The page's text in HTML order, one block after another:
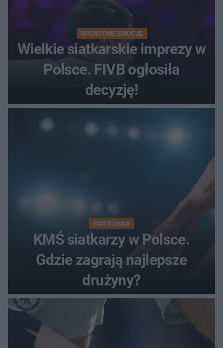
SPORTOWE EMOCJE
Wielkie siatkarskie imprezy w
Polsce. FIVB ogłosiła
decyzję!
SIATKÓWKA
KMŚ siatkarzy w Polsce.
Gdzie zagrają najlepsze
drużyny?